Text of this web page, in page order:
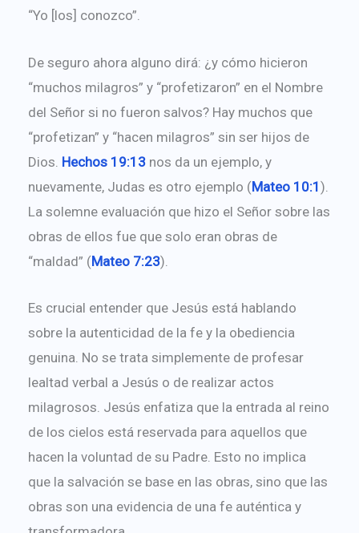
“Yo [los] conozco”.
De seguro ahora alguno dirá: ¿y cómo hicieron
“muchos milagros” y “profetizaron” en el Nombre
del Señor si no fueron salvos? Hay muchos que
“profetizan” y “hacen milagros” sin ser hijos de
Dios. Hechos 19:13nos da un ejemplo, y
nuevamente, Judas es otro ejemplo (Mateo 10:1).
La solemne evaluación que hizo el Señor sobre las
obras de ellos fue que solo eran obras de
“maldad” (Mateo 7:23).
Es crucial entender que Jesús está hablando
sobre la autenticidad de la fe y la obediencia
genuina. No se trata simplemente de profesar
lealtad verbal a Jesús o de realizar actos
milagrosos. Jesús enfatiza que la entrada al reino
de los cielos está reservada para aquellos que
hacen la voluntad de su Padre. Esto no implica
que la salvación se base en las obras, sino que las
obras son una evidencia de una fe auténtica y